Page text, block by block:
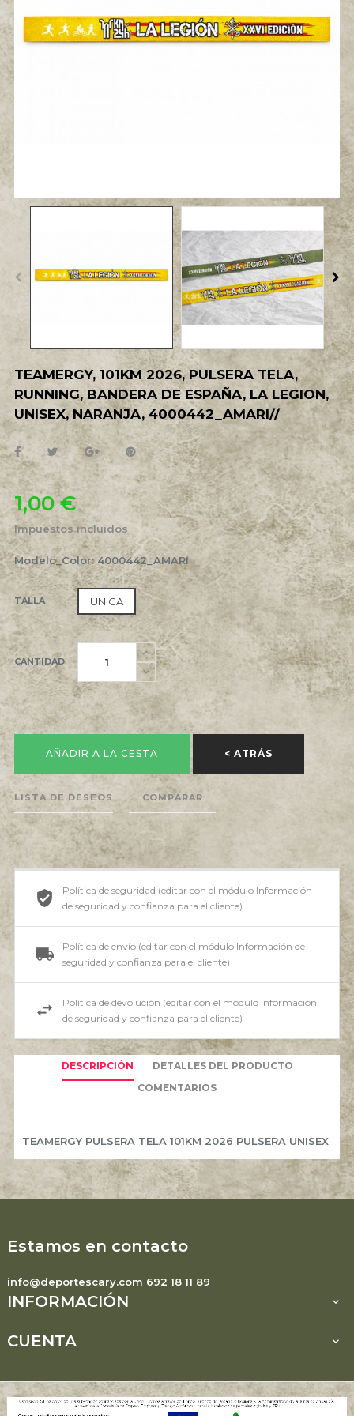
TEAMERGY, 101KM 2026, PULSERA TELA,
RUNNING, BANDERA DE ESPAÑA, LA LEGION,
UNISEX, NARANJA, 4000442_AMARI//
1,00 €
Impuestos incluidos
Modelo_Color: 4000442_AMARI
TALLA UNICA
CANTIDAD
AÑADIR A LA CESTA < ATRÁS
LISTA DE DESEOS COMPARAR
Política de seguridad (editar con el módulo Información
de seguridad y confianza para el cliente)
Política de envío (editar con el módulo Información de
seguridad y confianza para el cliente)
Política de devolución (editar con el módulo Información
de seguridad y confianza para el cliente)
DESCRIPCIÓN
DETALLES DEL PRODUCTO
COMENTARIOS
TEAMERGY PULSERA TELA 101KM 2026 PULSERA UNISEX
Estamos en contacto
info@deportescary.com 692 18 11 89
INFORMACIÓN 
CUENTA 